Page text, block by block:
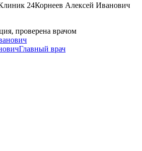
24Корнеев Алексей Иванович
проверена врачом
Главный врач